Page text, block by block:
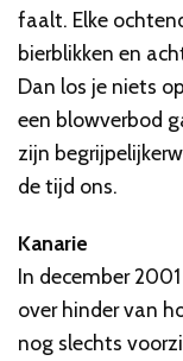
faalt. Elke
bierblikken en
Dan los je niets
een blowverbod
zijn
de tijd ons.
Kanarie
In december
over hinder van
nog slechts